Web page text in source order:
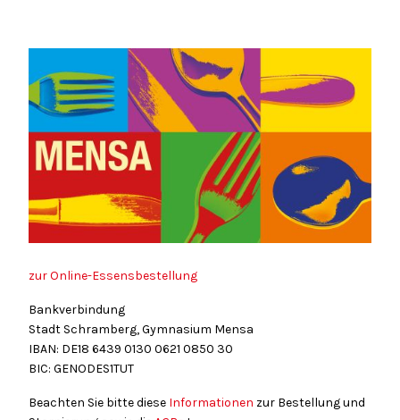
zur Online-Essensbestellung
Bankverbindung
Stadt Schramberg, Gymnasium Mensa
IBAN: DE18 6439 0130 0621 0850 30
BIC: GENODES1TUT
Beachten Sie bitte diese Informationen zur Bestellung und